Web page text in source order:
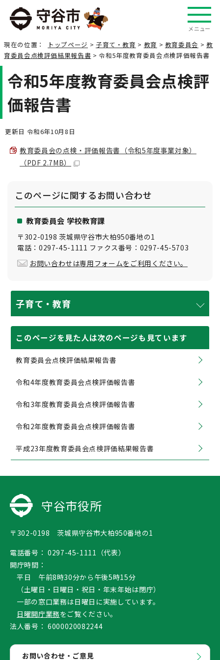
メニュー
現在の位置： トップページ > 子育て・教育 > 教育 > 教育委員会 > 教
育委員会点検評価結果報告書 > 令和5年度教育委員会点検評価報告書
令和5年度教育委員会点検評
価報告書
更新日 令和6年10月8日
教育委員会の点検・評価報告書（令和5年度事業対象）
（PDF 2.7MB）
このページに関するお問い合わせ
教育委員会 学校教育課
〒302-0198 茨城県守谷市大柏950番地の1
電話：0297-45-1111 ファクス番号：0297-45-5703
お問い合わせは専用フォームをご利用ください。
子育て・教育
このページを見た人は次のページも見ています
教育委員会点検評価結果報告書
令和4年度教育委員会点検評価報告書
令和3年度教育委員会点検評価報告書
令和2年度教育委員会点検評価報告書
平成23年度教育委員会点検評価結果報告書
守谷市役所
〒302-0198 茨城県守谷市大柏950番地の1
電話番号： 0297-45-1111（代表）
開庁時間：
平日 午前8時30分から午後5時15分
（土曜日・日曜日・祝日・年末年始は閉庁）
一部の窓口業務は日曜日に実施しています。
日曜開庁業務をご覧ください。
法人番号： 6000020082244
お問い合わせ・ご意見